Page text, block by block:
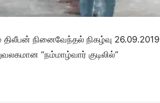
திலீபன் நினைவேந்தல் நிகழ்வு 26.09.2019
“நம்மாழ்வார் குடிலில்”